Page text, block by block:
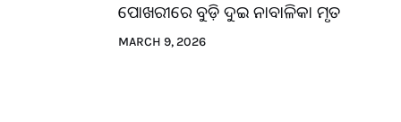
ପୋଖରୀରେ ବୁଡ଼ି ଦୁଇ ନାବାଳିକା ମୃତ
MARCH 9, 2026